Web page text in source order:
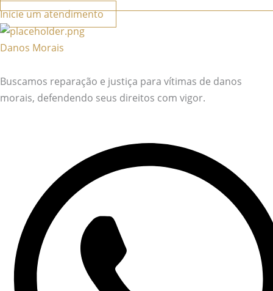
Inicie um atendimento
Danos Morais
Buscamos reparação e justiça para vítimas de danos
morais, defendendo seus direitos com vigor.